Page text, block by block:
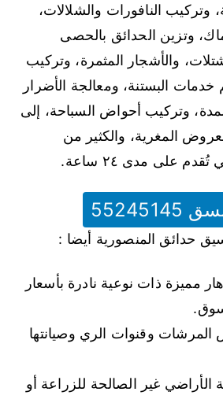
وتركيب النافورات والشلالات،
وتزين الحدائق بالحصى
والأشجار المثمرة، وتركيب
البستنة، ومعالجة الأضرار
وتركيب أحواض السباحة، إلى
المغرية، والكثير من
على مدى ٢٤ ساعة.
حدائق المنصورية أيضا :
مميزة ذات نوعية نادرة بأسعار
وقنوات الري وصيانتها
غير الصالحة للزراعة أو